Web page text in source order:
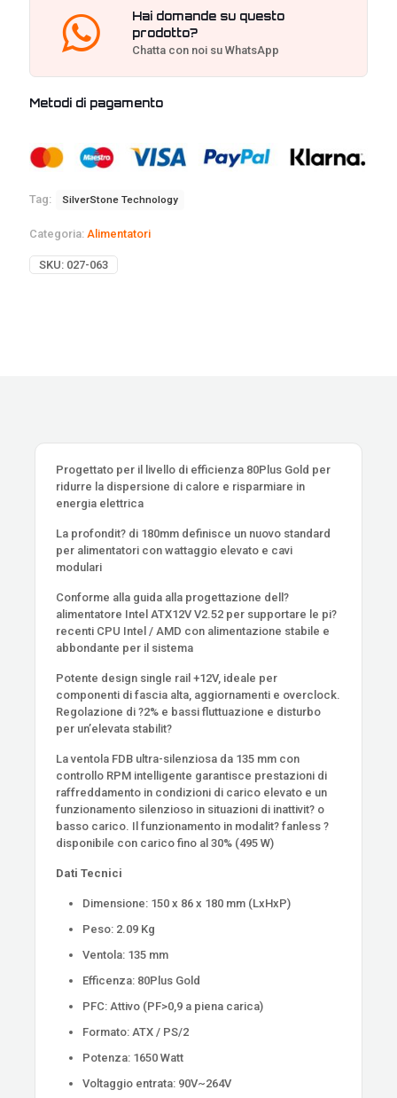
Hai domande su questo
prodotto?
Chatta con noi su WhatsApp
Metodi di pagamento
Tag: SilverStone Technology
Categoria: Alimentatori
SKU: 027-063
Progettato per il livello di efficienza 80Plus Gold per
ridurre la dispersione di calore e risparmiare in
energia elettrica
La profondit? di 180mm definisce un nuovo standard
per alimentatori con wattaggio elevato e cavi
modulari
Conforme alla guida alla progettazione dell?
alimentatore Intel ATX12V V2.52 per supportare le pi?
recenti CPU Intel / AMD con alimentazione stabile e
abbondante per il sistema
Potente design single rail +12V, ideale per
componenti di fascia alta, aggiornamenti e overclock.
Regolazione di ?2% e bassi fluttuazione e disturbo
per un’elevata stabilit?
La ventola FDB ultra-silenziosa da 135 mm con
controllo RPM intelligente garantisce prestazioni di
raffreddamento in condizioni di carico elevato e un
funzionamento silenzioso in situazioni di inattivit? o
basso carico. Il funzionamento in modalit? fanless ?
disponibile con carico fino al 30% (495 W)
Dati Tecnici
Dimensione: 150 x 86 x 180 mm (LxHxP)
Peso: 2.09 Kg
Ventola: 135 mm
Efficenza: 80Plus Gold
PFC: Attivo (PF>0,9 a piena carica)
Formato: ATX / PS/2
Potenza: 1650 Watt
Voltaggio entrata: 90V~264V